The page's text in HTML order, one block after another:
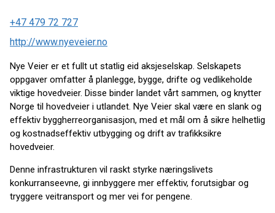
+47 479 72 727
http://www.nyeveier.no
Nye Veier er et fullt ut statlig eid aksjeselskap. Selskapets
oppgaver omfatter å planlegge, bygge, drifte og vedlikeholde
viktige hovedveier. Disse binder landet vårt sammen, og knytter
Norge til hovedveier i utlandet. Nye Veier skal være en slank og
effektiv byggherreorganisasjon, med et mål om å sikre helhetlig
og kostnadseffektiv utbygging og drift av trafikksikre
hovedveier.
Denne infrastrukturen vil raskt styrke næringslivets
konkurranseevne, gi innbyggere mer effektiv, forutsigbar og
tryggere veitransport og mer vei for pengene.